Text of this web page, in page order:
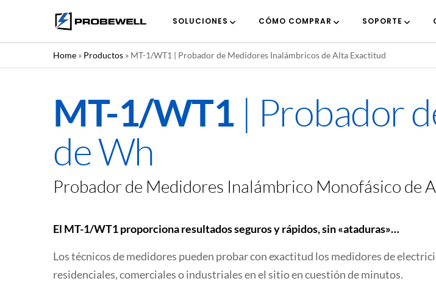
SOLUCIONES CÓMO COMPRAR SOPORTE
Home » Productos » MT-1/WT1 | Probador de Medidores Inalámbricos de Alta Exactitud
MT-1/WT1 | Probador
de Wh
Probador de Medidores Inalámbrico Monofásico de
El MT-1/WT1 proporciona resultados seguros y rápidos, sin «ataduras»…
Los técnicos de medidores pueden probar con exactitud los medidores de
residenciales, comerciales o industriales en el sitio en cuestión de minutos.